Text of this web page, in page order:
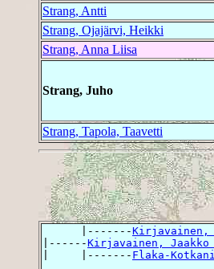
Strang, Antti
Strang, Ojajärvi, Heikki
Strang, Anna Liisa
Strang, Juho
Strang, Tapola, Taavetti
      |-------
Kirjavainen,
|------Kirjavainen, Jaakko
|     |------- Flaka-